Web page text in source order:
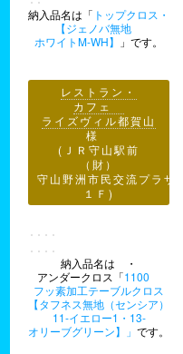
納入品名は「 トップクロス・
【ジェノバ無地
ホワイトM-WH】
」です。
レストラン・
カフェ
ライズヴィル都賀山
様
(ＪＲ守山駅前
（財）
守山野洲市民交流プラザ
１Ｆ)
納入品名は ・
アンダークロス「1100
フッ素加工テーブルクロス
【タフネス無地（センシア）
11-イエロー1・13-
オリーブグリーン】」です。